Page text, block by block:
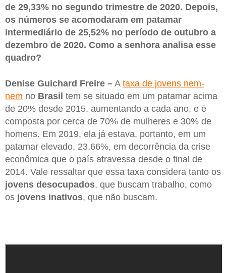
de 29,33% no segundo trimestre de 2020. Depois,
os números se acomodaram em patamar
intermediário de 25,52% no período de outubro a
dezembro de 2020. Como a senhora analisa esse
quadro?
Denise Guichard Freire – A taxa de jovens nem-
nem no Brasil tem se situado em um patamar acima
de 20% desde 2015, aumentando a cada ano, e é
composta por cerca de 70% de mulheres e 30% de
homens. Em 2019, ela já estava, portanto, em um
patamar elevado, 23,66%, em decorrência da crise
econômica que o país atravessa desde o final de
2014. Vale ressaltar que essa taxa considera tanto os
jovens desocupados, que buscam trabalho, como
os jovens inativos, que não buscam.